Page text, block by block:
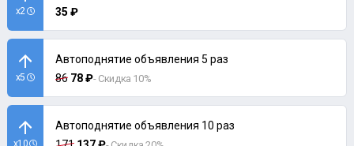
x2
35 ₽
x5
Автоподнятие объявления 5 раз
86 78 ₽- Скидка 10%
x10
Автоподнятие объявления 10 раз